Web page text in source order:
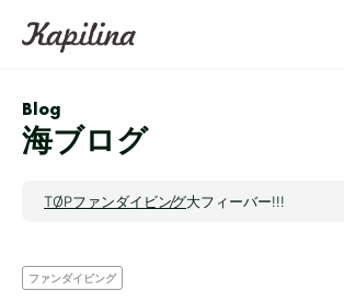
Blog
海ブログ
TOPファンダイビング大フィーバー!!!
ファンダイビング